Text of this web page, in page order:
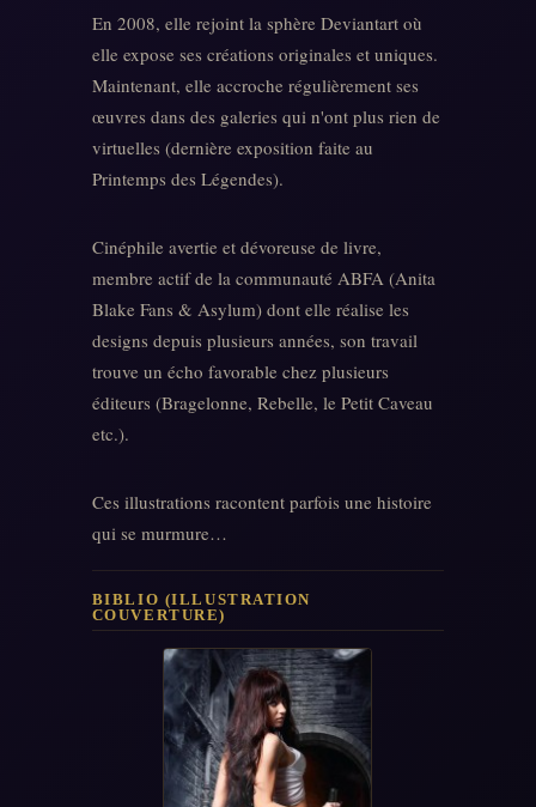
En 2008, elle rejoint la sphère Deviantart où
elle expose ses créations originales et uniques.
Maintenant, elle accroche régulièrement ses
œuvres dans des galeries qui n'ont plus rien de
virtuelles (dernière exposition faite au
Printemps des Légendes).
Cinéphile avertie et dévoreuse de livre,
membre actif de la communauté ABFA (Anita
Blake Fans & Asylum) dont elle réalise les
designs depuis plusieurs années, son travail
trouve un écho favorable chez plusieurs
éditeurs (Bragelonne, Rebelle, le Petit Caveau
etc.).
Ces illustrations racontent parfois une histoire
qui se murmure…
BIBLIO (ILLUSTRATION
COUVERTURE)